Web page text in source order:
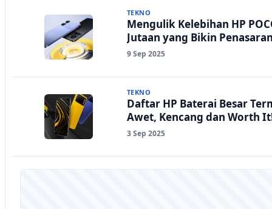
TEKNO
Mengulik Kelebihan HP
Jutaan yang Bikin
9 Sep 2025
TEKNO
Daftar HP Baterai Besar
Awet, Kencang dan Worth
3 Sep 2025